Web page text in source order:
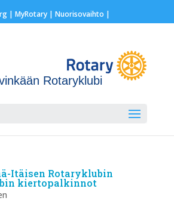
| MyRotary | Nuorisovaihto |
Rotaryklubi
Itäisen Rotaryklubin
kiertopalkinnot